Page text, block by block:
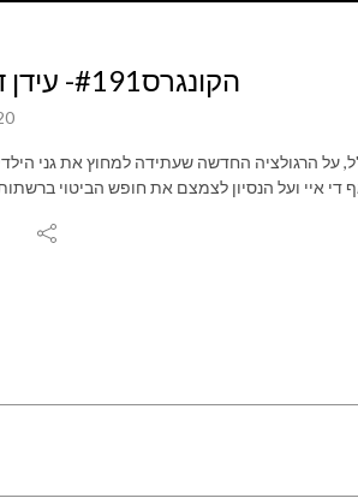
הקונגרס#191- עידן דה-ארץ
רדלר ז"ל, על הרגולציה החדשה שעתידה למחוץ את גני